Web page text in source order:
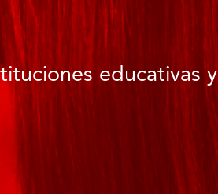
educativas y